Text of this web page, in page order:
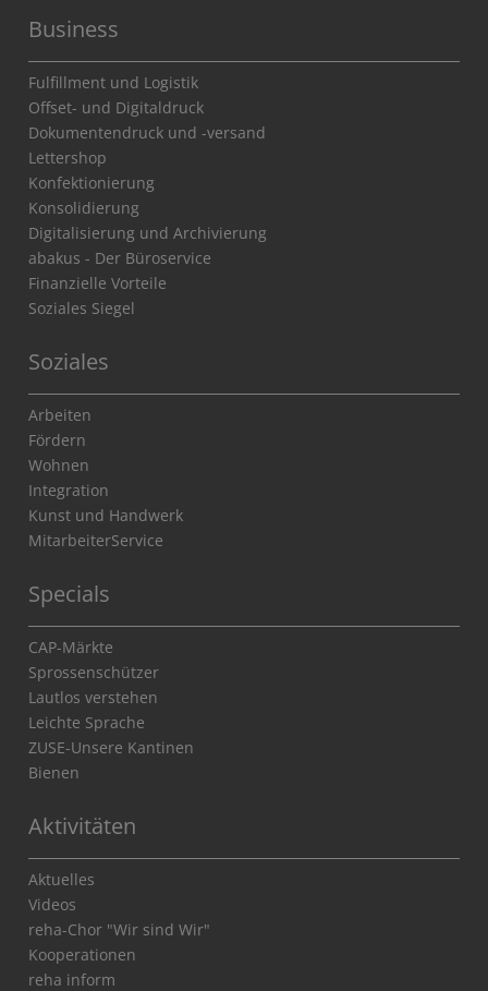
Business
Fulfillment und Logistik
Offset- und Digitaldruck
Dokumentendruck und -versand
Lettershop
Konfektionierung
Konsolidierung
Digitalisierung und Archivierung
abakus - Der Büroservice
Finanzielle Vorteile
Soziales Siegel
Soziales
Arbeiten
Fördern
Wohnen
Integration
Kunst und Handwerk
MitarbeiterService
Specials
CAP-Märkte
Sprossenschützer
Lautlos verstehen
Leichte Sprache
ZUSE-Unsere Kantinen
Bienen
Aktivitäten
Aktuelles
Videos
reha-Chor "Wir sind Wir"
Kooperationen
reha inform